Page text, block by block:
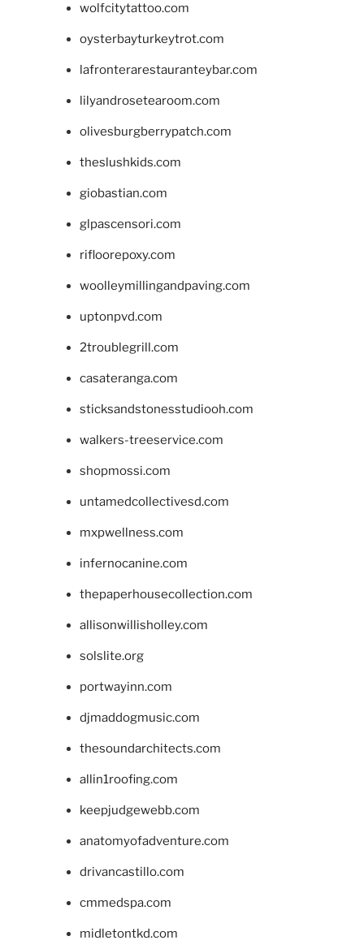
wolfcitytattoo.com
oysterbayturkeytrot.com
lafronterarestauranteybar.com
lilyandrosetearoom.com
olivesburgberrypatch.com
theslushkids.com
giobastian.com
glpascensori.com
rifloorepoxy.com
woolleymillingandpaving.com
uptonpvd.com
2troublegrill.com
casateranga.com
sticksandstonesstudiooh.com
walkers-treeservice.com
shopmossi.com
untamedcollectivesd.com
mxpwellness.com
infernocanine.com
thepaperhousecollection.com
allisonwillisholley.com
solslite.org
portwayinn.com
djmaddogmusic.com
thesoundarchitects.com
allin1roofing.com
keepjudgewebb.com
anatomyofadventure.com
drivancastillo.com
cmmedspa.com
midletontkd.com